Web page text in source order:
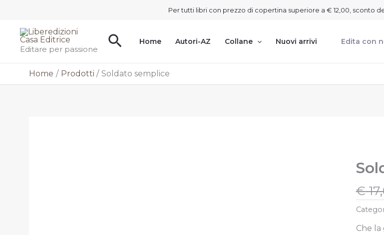
contenuto
Per tutti libri con prezzo di copertina superiore a € 12,00, sconto
Editare per passione CercaHome Autori-AZ Collane Nuovi arrivi Edita con
Home Prodotti Soldato semplice
€
Che la
Soldato